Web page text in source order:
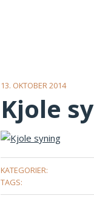
13. OKTOBER 2014
Kjole
KATEGORIER:
TAGS: